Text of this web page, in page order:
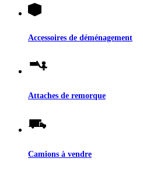
Accessoires de déménagement
Attaches de remorque
Camions à vendre